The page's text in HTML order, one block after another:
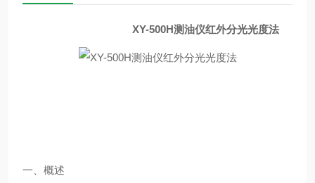
XY-500H测油仪红外分光光度法
一、概述